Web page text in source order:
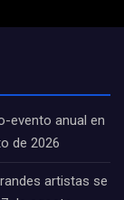
evento anual en
de 2026
artistas se